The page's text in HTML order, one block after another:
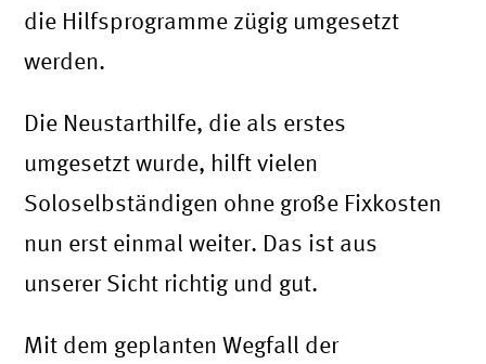
die Hilfsprogramme zügig umgesetzt
werden.
Die Neustarthilfe, die als erstes
umgesetzt wurde, hilft vielen
Soloselbständigen ohne große Fixkosten
nun erst einmal weiter. Das ist aus
unserer Sicht richtig und gut.
Mit dem geplanten Wegfall der